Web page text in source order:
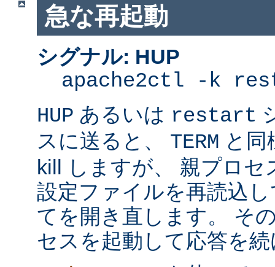
急な再起動
シグナル: HUP
apache2ctl -k
HUP あるいは restart
スに送ると、 TERM と
kill しますが、 親プロセ
設定ファイルを再読込
てを開き直します。 そ
セスを起動して応答を